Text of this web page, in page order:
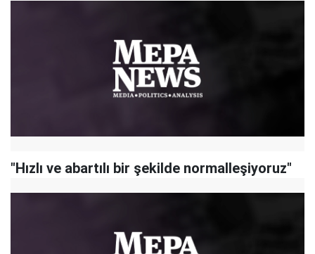
"Hızlı ve abartılı bir şekilde normalleşiyoruz"